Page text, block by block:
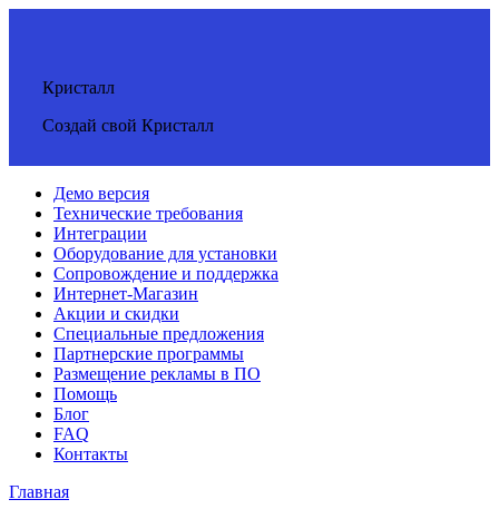
Кристалл
Создай свой Кристалл
Демо версия
Технические требования
Интеграции
Оборудование для установки
Сопровождение и поддержка
Интернет-Магазин
Акции и скидки
Специальные предложения
Партнерские программы
Размещение рекламы в ПО
Помощь
Блог
FAQ
Контакты
Главная